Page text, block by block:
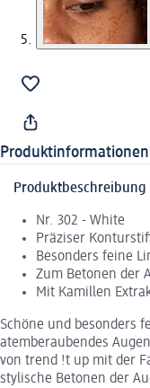
Produktinformationen
Produktbeschreibung
Nr. 302 - White
Präziser
Besonders feine
Zum Betonen der
Mit Kamillen
Schöne und besonders
atemberaubendes
von trend !t up mit der
stylische Betonen der